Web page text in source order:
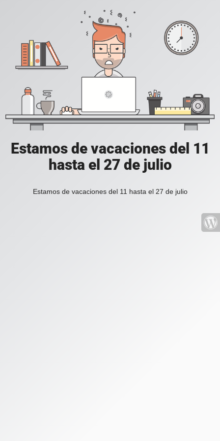
Estamos de vacaciones del 11
hasta el 27 de julio
Estamos de vacaciones del 11 hasta el 27 de julio